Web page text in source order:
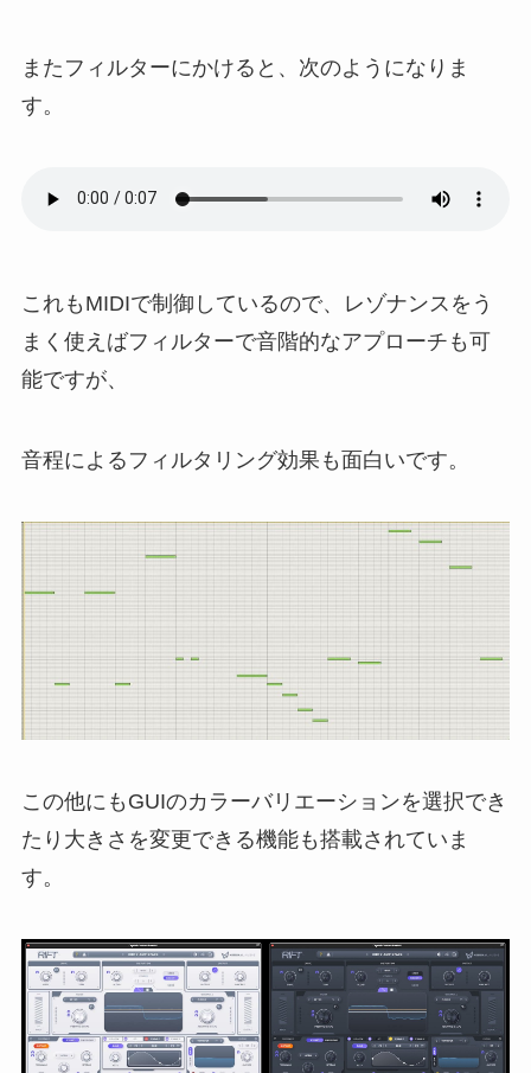
またフィルターにかけると、次のようになりま
す。
これもMIDIで制御しているので、レゾナンスをう
まく使えばフィルターで音階的なアプローチも可
能ですが、
音程によるフィルタリング効果も面白いです。
この他にもGUIのカラーバリエーションを選択でき
たり大きさを変更できる機能も搭載されていま
す。